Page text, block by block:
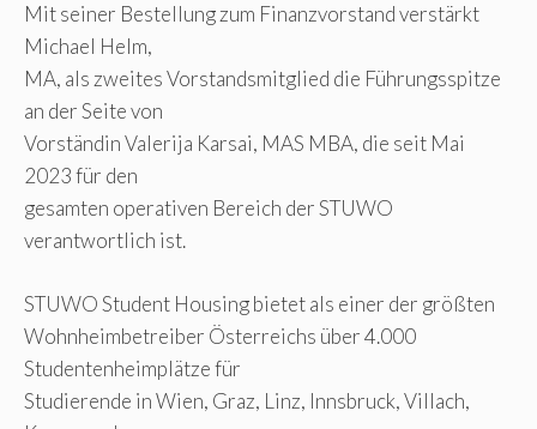
Mit seiner Bestellung zum Finanzvorstand verstärkt
Michael Helm,
MA, als zweites Vorstandsmitglied die Führungsspitze
an der Seite von
Vorständin Valerija Karsai, MAS MBA, die seit Mai
2023 für den
gesamten operativen Bereich der STUWO
verantwortlich ist.
STUWO Student Housing bietet als einer der größten
Wohnheimbetreiber Österreichs über 4.000
Studentenheimplätze für
Studierende in Wien, Graz, Linz, Innsbruck, Villach,